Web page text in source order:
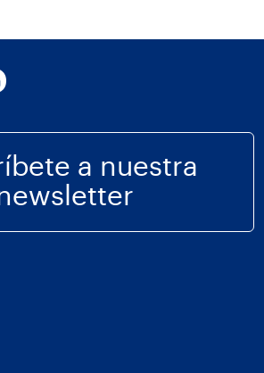
a nuestra